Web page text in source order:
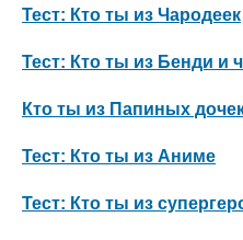
Тест: Кто ты из Чародеек
Тест: Кто ты из Бенди и
Кто ты из Папиных
Тест: Кто ты из Аниме
Тест: Кто ты из